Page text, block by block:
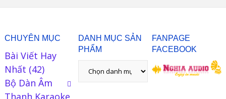
CHUYÊN MỤC
Bài Viết Hay
Nhất (42)
Bộ Dàn Âm
Thanh Karaoke
DANH MỤC SẢN
PHẨM
FANPAGE
FACEBOOK